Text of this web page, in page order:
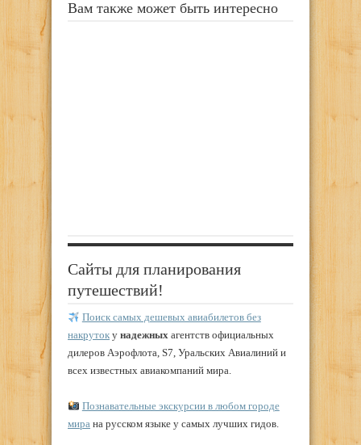
Вам также может быть интересно
Сайты для планирования
путешествий!
Поиск самых дешевых авиабилетов без
накруток у надежных агентств официальных
дилеров Аэрофлота, S7, Уральских Авиалиний и
всех известных авиакомпаний мира.
Познавательные экскурсии в любом городе
мира на русском языке у самых лучших гидов.